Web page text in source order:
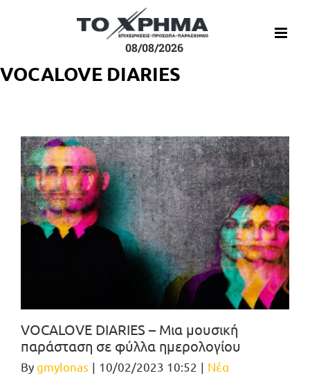
08/08/2026
VOCALOVE DIARIES
VOCALOVE DIARIES – Μια μουσική
παράσταση σε φύλλα ημερολογίου
Bygmylonas | 10/02/2023 10:52 | Νέα